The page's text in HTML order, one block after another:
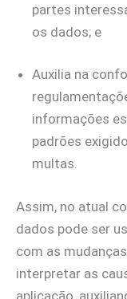
partes
os dados; e
Auxilia na
informações
padrões
multas.
Assim, no atual
dados pode ser
com as
interpretar as
aplicação,